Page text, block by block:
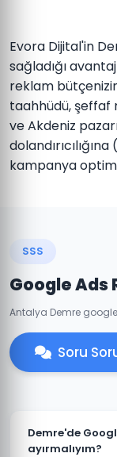
Evora Dijital'in
sağladığı
reklam
taahhüdü, şeffaf
ve Akdeniz
kampanya
SSS
Google Ads
Antalya Demre
Soru
Demre'de
ayırmalıyım?